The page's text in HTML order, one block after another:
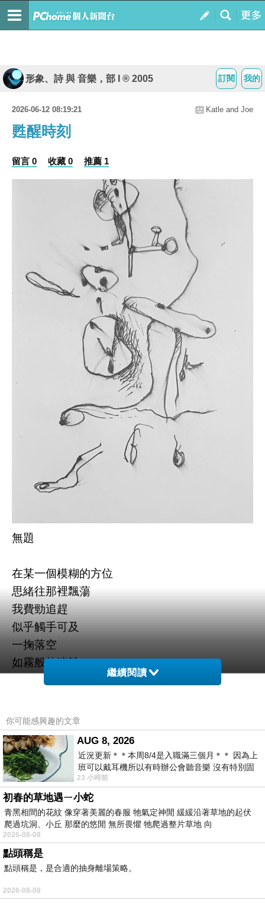
我的
訂閱
形象、詩 與 音樂，部 I ® 2005
2026-06-12 08:19:21 Katle and Joe
甦醒時刻
留言 0 收藏 0 推薦 1
無題
在某一個模糊的方位
思緒往那裡飄蕩
我費勁追趕
似乎觸手可及
一掬落空
如霧般的迷離
如絲絲雲氣
往四面八方游移
方一呎半寸
我縱身躍入漩渦的中心
一時昏頭轉向
沒了方位
沒了中心
沒了整體
世界消失
繼續閱讀
你可能感興趣的文章
AUG 8, 2026
近況更新＊＊本周8/4是入職滿三個月＊＊ 因為上
班可以戴耳機所以有時辦公會聽音樂 沒有特別固
定哪天但就是一周某一天會固定聽'90
23 小時前
初春的草地遇ㄧ小蛇
青黑相間的花紋 像穿著美麗的春服 牠氣定神閒 緩緩沿著草地的起伏
爬過坑洞、小丘 那麼的悠閒 無所畏懼 牠爬過整片草地 向
2026-08-08
點頭稱是
點頭稱是，是合適的抽身離場策略。
2026-08-08